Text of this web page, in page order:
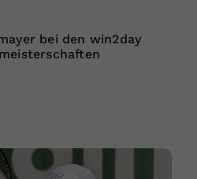
bei den win2day